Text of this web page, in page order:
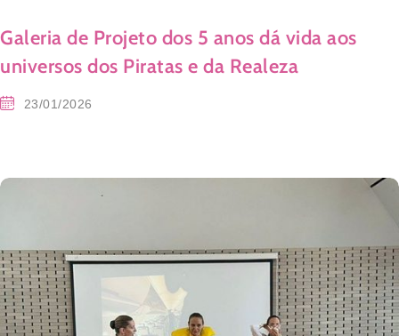
Galeria de Projeto dos 5 anos dá vida aos
universos dos Piratas e da Realeza
23/01/2026